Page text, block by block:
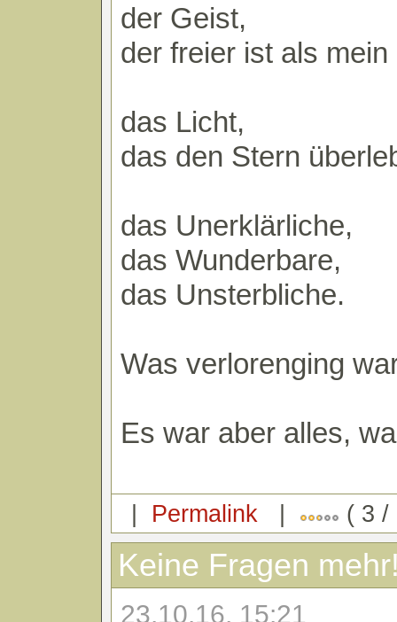
der Geist,
der freier ist als
das Licht,
das den Stern
das Unerklärliche,
das Wunderbare,
das Unsterbliche.
Was verlorenging
Es war aber alles,
| Permalink | ( 3 /
Keine Fragen
23.10.16, 15:21